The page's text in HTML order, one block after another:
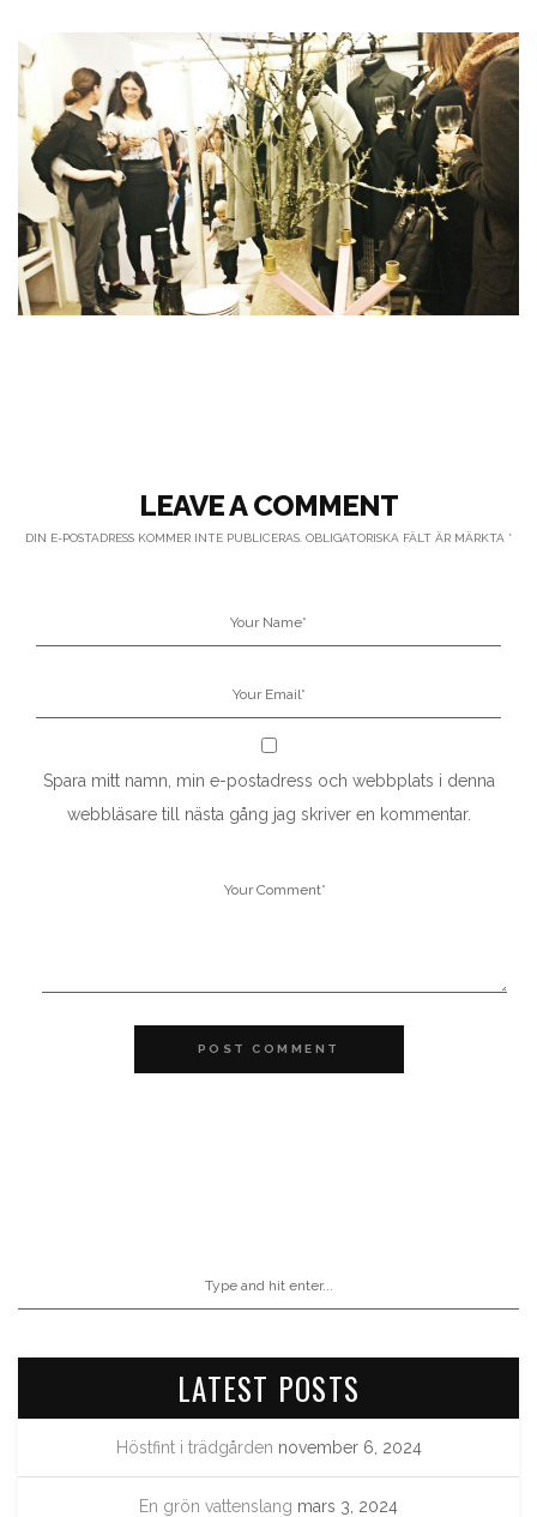
LEAVE A COMMENT
DIN E-POSTADRESS KOMMER INTE PUBLICERAS. OBLIGATORISKA FÄLT ÄR MÄRKTA *
Spara mitt namn, min e-postadress och webbplats i denna
webbläsare till nästa gång jag skriver en kommentar.
POST COMMENT
LATEST POSTS
Höstfint i trädgården november 6, 2024
En grön vattenslang mars 3, 2024